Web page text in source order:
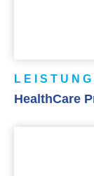
HealthCare